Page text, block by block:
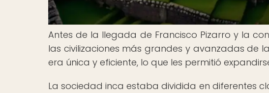
Antes de la llegada de Francisco Pizarro y la
las civilizaciones más grandes y avanzadas de
era única y eficiente, lo que les permitió
La sociedad inca estaba dividida en diferentes